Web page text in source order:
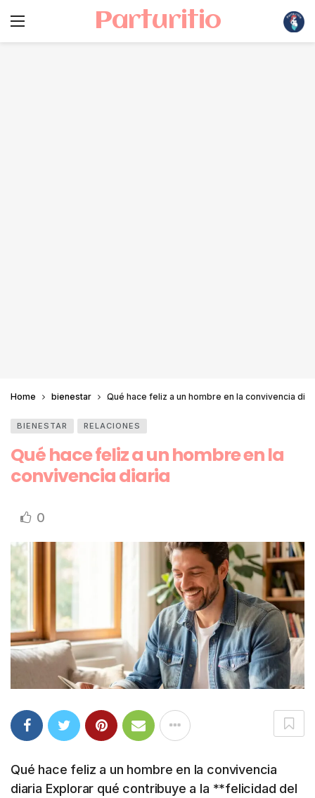
Parturitio
Home bienestar Qué hace feliz a un hombre en la convivencia
BIENESTAR RELACIONES
Qué hace feliz a un hombre en la
convivencia diaria
0
Qué hace feliz a un hombre en la convivencia
diaria Explorar qué contribuye a la **felicidad del